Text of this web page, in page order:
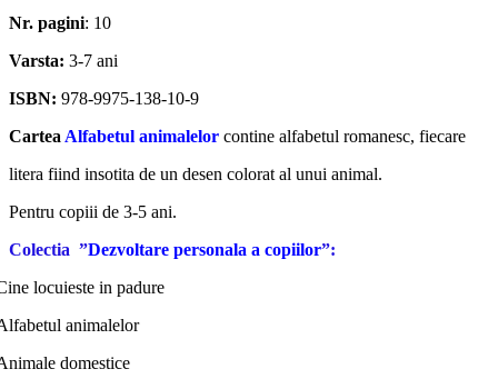
Nr. pagini: 10
Varsta: 3-7 ani
ISBN: 978-9975-138-10-9
Cartea Alfabetul animalelor contine alfabetul romanesc, fiecare
litera fiind insotita de un desen colorat al unui animal.
Pentru copiii de 3-5 ani.
Colectia ”Dezvoltare personala a copiilor”:
locuieste in padure
animalelor
domestice